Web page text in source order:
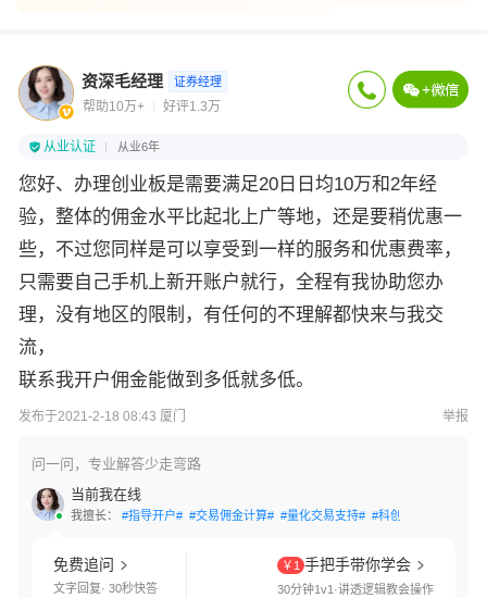
资深毛经理 证券经理
帮助10万+ 好评1.3万
从业认证 从业6年
您好、办理创业板是需要满足20日日均10万和2年经
验，整体的佣金水平比起北上广等地，还是要稍优惠一
些，不过您同样是可以享受到一样的服务和优惠费率，
只需要自己手机上新开账户就行，全程有我协助您办
理，没有地区的限制，有任何的不理解都快来与我交
流，
联系我开户佣金能做到多低就多低。
发布于2021-2-18 08:43 厦门 举报
问一问，专业解答少走弯路
当前我在线
我擅长： #指导开户# #交易佣金计算# #量化交易支持# #科创板开通#
免费追问
文字回复· 30秒快答
￥1 手把手带你学会
30分钟1v1·讲透逻辑教会操作